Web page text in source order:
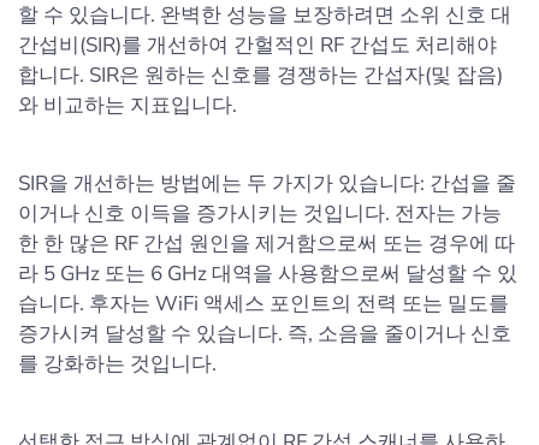
할 수 있습니다. 완벽한 성능을 보장하려면 소위 신호 대
간섭비(SIR)를 개선하여 간헐적인 RF 간섭도 처리해야
합니다. SIR은 원하는 신호를 경쟁하는 간섭자(및 잡음)
와 비교하는 지표입니다.
SIR을 개선하는 방법에는 두 가지가 있습니다: 간섭을 줄
이거나 신호 이득을 증가시키는 것입니다. 전자는 가능
한 한 많은 RF 간섭 원인을 제거함으로써 또는 경우에 따
라 5 GHz 또는 6 GHz 대역을 사용함으로써 달성할 수 있
습니다. 후자는 WiFi 액세스 포인트의 전력 또는 밀도를
증가시켜 달성할 수 있습니다. 즉, 소음을 줄이거나 신호
를 강화하는 것입니다.